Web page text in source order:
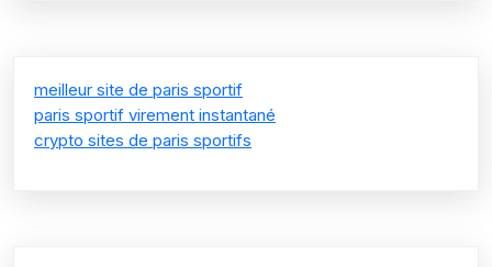
meilleur site de paris sportif
paris sportif virement instantané
crypto sites de paris sportifs